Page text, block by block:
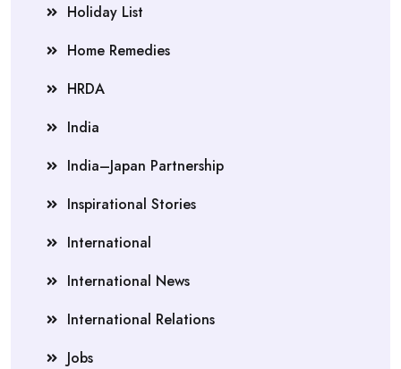
Holiday List
Home Remedies
HRDA
India
India–Japan Partnership
Inspirational Stories
International
International News
International Relations
Jobs